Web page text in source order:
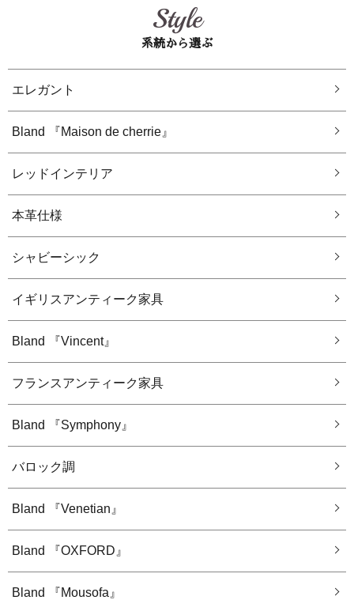
Style
系統から選ぶ
エレガント
Bland 『Maison de cherrie』
レッドインテリア
本革仕様
シャビーシック
イギリスアンティーク家具
Bland 『Vincent』
フランスアンティーク家具
Bland 『Symphony』
バロック調
Bland 『Venetian』
Bland 『OXFORD』
Bland 『Mousofa』